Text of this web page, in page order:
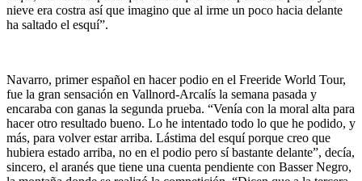
nieve era costra así que imagino que al irme un poco hacia delante
ha saltado el esquí”.
Navarro, primer español en hacer podio en el Freeride World Tour,
fue la gran sensación en Vallnord-Arcalís la semana pasada y
encaraba con ganas la segunda prueba. “Venía con la moral alta para
hacer otro resultado bueno. Lo he intentado todo lo que he podido, y
más, para volver estar arriba. Lástima del esquí porque creo que
hubiera estado arriba, no en el podio pero sí bastante delante”, decía,
sincero, el aranés que tiene una cuenta pendiente con Basser Negro,